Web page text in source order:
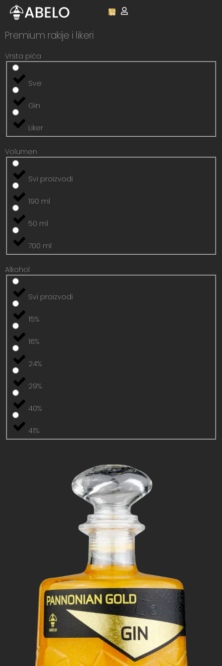
content
Premium rakije i likeri
Vrsta pića
Sve
Gin
Liker
Volumen
Svi proizvodi
190 ml
50 ml
700 ml
Alkohol
Svi proizvodi
15%
16%
24%
29%
40%
41%